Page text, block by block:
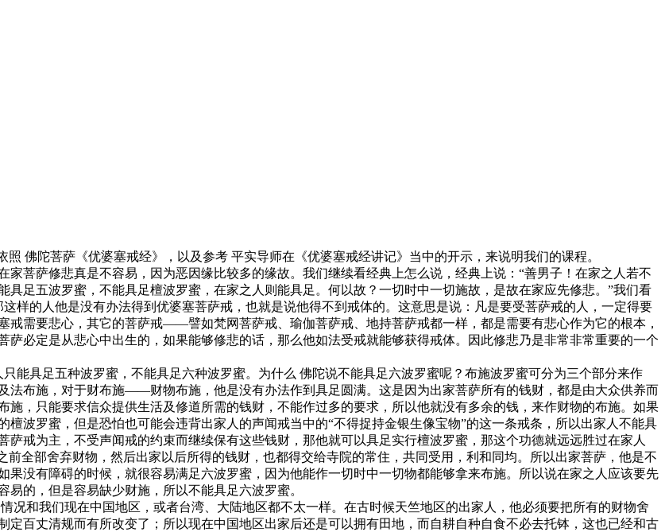
佛陀菩萨《优婆塞戒经》，以及参考 平实导师在《优婆塞戒经讲记》当中的开示，来说明我们的课程。
萨修悲真是不容易，因为恶因缘比较多的缘故。我们继续看经典上怎么说，经典上说：“善男子！在家之人若不
足五波罗蜜，不能具足檀波罗蜜，在家之人则能具足。何以故？一切时中一切施故，是故在家应先修悲。”我们看
样的人他是没有办法得到优婆塞菩萨戒，也就是说他得不到戒体的。这意思是说：凡是要受菩萨戒的人，一定得要
戒需要悲心，其它的菩萨戒——譬如梵网菩萨戒、瑜伽菩萨戒、地持菩萨戒都一样，都是需要有悲心作为它的根本，
必定是从悲心中出生的，如果能够修悲的话，那么他如法受戒就能够获得戒体。因此修悲乃是非常非常重要的一个
具足五种波罗蜜，不能具足六种波罗蜜。为什么 佛陀说不能具足六波罗蜜呢？布施波罗蜜可分为三个部分来作
布施，对于财布施——财物布施，他是没有办法作到具足圆满。这是因为出家菩萨所有的钱财，都是由大众供养而
，只能要求信众提供生活及修道所需的钱财，不能作过多的要求，所以他就没有多余的钱，来作财物的布施。如果
波罗蜜，但是恐怕也可能会违背出家人的声闻戒当中的“不得捉持金银生像宝物”的这一条戒条，所以出家人不能具
戒为主，不受声闻戒的约束而继续保有这些钱财，那他就可以具足实行檀波罗蜜，那这个功德就远远胜过在家人
全部舍弃财物，然后出家以后所得的钱财，也都得交给寺院的常住，共同受用，利和同均。所以出家菩萨，他是不
没有障碍的时候，就很容易满足六波罗蜜，因为他能作一切时中一切物都能够拿来布施。所以说在家之人应该要先
的，但是容易缺少财施，所以不能具足六波罗蜜。
和我们现在中国地区，或者台湾、大陆地区都不太一样。在古时候天竺地区的出家人，他必须要把所有的财物舍
百丈清规而有所改变了；所以现在中国地区出家后还是可以拥有田地，而自耕自种自食不必去托钵，这也已经和古